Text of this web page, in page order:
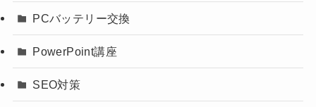
PCバッテリー交換
PowerPoint講座
SEO対策